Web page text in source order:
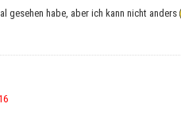
gesehen habe, aber ich kann nicht anders